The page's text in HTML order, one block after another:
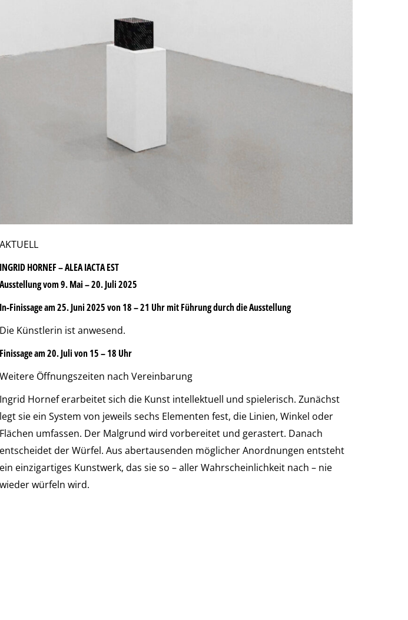
AKTUELL
INGRID HORNEF– ALEA IACTA EST
Ausstellung vom 9. Mai – 20. Juli 2025
In-Finissage am 25. Juni 2025 von 18 – 21 Uhr mit Führung durch die Ausstellung
Die Künstlerin ist anwesend.
Finissage am 20. Juli von 15 – 18 Uhr
Weitere Öffnungszeiten nach Vereinbarung
Ingrid Hornef erarbeitet sich die Kunst intellektuell und spielerisch. Zunächst
legt sie ein System von jeweils sechs Elementen fest, die Linien, Winkel oder
Flächen umfassen. Der Malgrund wird vorbereitet und gerastert. Danach
entscheidet der Würfel. Aus abertausenden möglicher Anordnungen entsteht
ein einzigartiges Kunstwerk, das sie so – aller Wahrscheinlichkeit nach – nie
wieder würfeln wird.